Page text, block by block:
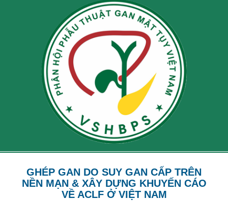
GHÉP GAN DO SUY GAN CẤP TRÊN
NỀN MẠN & XÂY DỰNG KHUYẾN CÁO
VỀ ACLF Ở VIỆT NAM